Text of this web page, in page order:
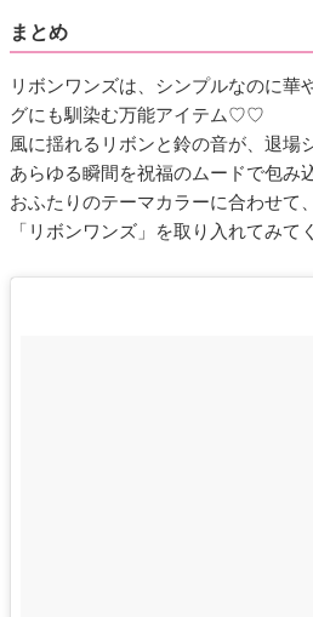
まとめ
リボンワンズは、シンプルなのに華
グにも馴染む万能アイテム♡♡
風に揺れるリボンと鈴の音が、退場
あらゆる瞬間を祝福のムードで包み
おふたりのテーマカラーに合わせて
「リボンワンズ」を取り入れてみて